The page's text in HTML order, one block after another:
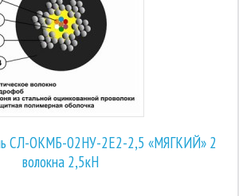
СЛ-ОКМБ-02НУ-2Е2-2,5 «МЯГКИЙ» 2
волокна 2,5кН